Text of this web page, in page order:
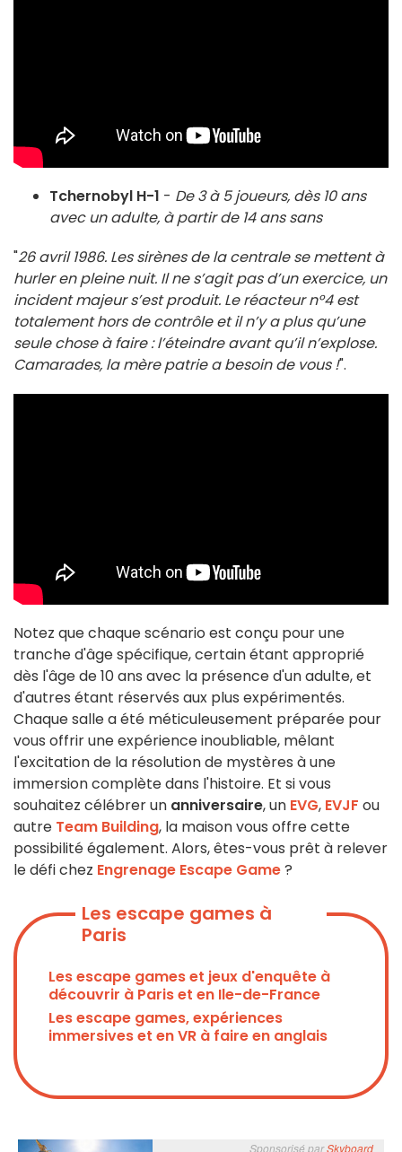
Tchernobyl H-1 - De 3 à 5 joueurs, dès 10 ans
avec un adulte, à partir de 14 ans sans
"26 avril 1986. Les sirènes de la centrale se mettent à
hurler en pleine nuit. Il ne s’agit pas d’un exercice, un
incident majeur s’est produit. Le réacteur n°4 est
totalement hors de contrôle et il n’y a plus qu’une
seule chose à faire : l’éteindre avant qu’il n’explose.
Camarades, la mère patrie a besoin de vous !".
Notez que chaque scénario est conçu pour une
tranche d'âge spécifique, certain étant approprié
dès l'âge de 10 ans avec la présence d'un adulte, et
d'autres étant réservés aux plus expérimentés.
Chaque salle a été méticuleusement préparée pour
vous offrir une expérience inoubliable, mêlant
l'excitation de la résolution de mystères à une
immersion complète dans l'histoire. Et si vous
souhaitez célébrer un anniversaire, un EVG, EVJF ou
autre Team Building, la maison vous offre cette
possibilité également. Alors, êtes-vous prêt à relever
le défi chez Engrenage Escape Game?
Les escape games à
Paris
Les escape games et jeux d'enquête à
découvrir à Paris et en Ile-de-France
Les escape games, expériences
immersives et en VR à faire en anglais